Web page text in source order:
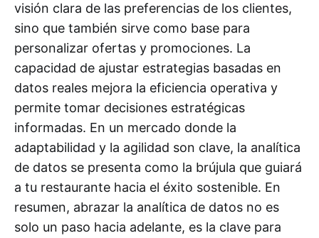
visión clara de las preferencias de los clientes,
sino que también sirve como base para
personalizar ofertas y promociones. La
capacidad de ajustar estrategias basadas en
datos reales mejora la eficiencia operativa y
permite tomar decisiones estratégicas
informadas. En un mercado donde la
adaptabilidad y la agilidad son clave, la analítica
de datos se presenta como la brújula que guiará
a tu restaurante hacia el éxito sostenible. En
resumen, abrazar la analítica de datos no es
solo un paso hacia adelante, es la clave para